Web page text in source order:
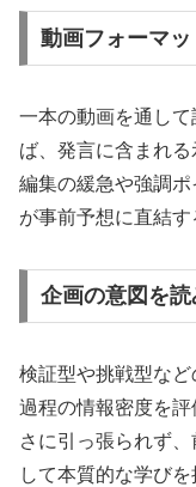
動画フォーマ
一本の動画を通し
ば、発言に含まれる
編集の緩急や強調
が事前予想に直結す
企画の意図を
検証型や挑戦型な
過程の情報密度を
さに引っ張られず
して本質的な学びを